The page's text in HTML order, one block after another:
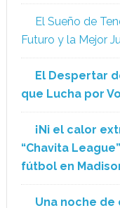
El Sueño de
Futuro y la Mejor
El Despertar
que Lucha por
¡Ni el calor
“Chavita
fútbol en
Una noche de